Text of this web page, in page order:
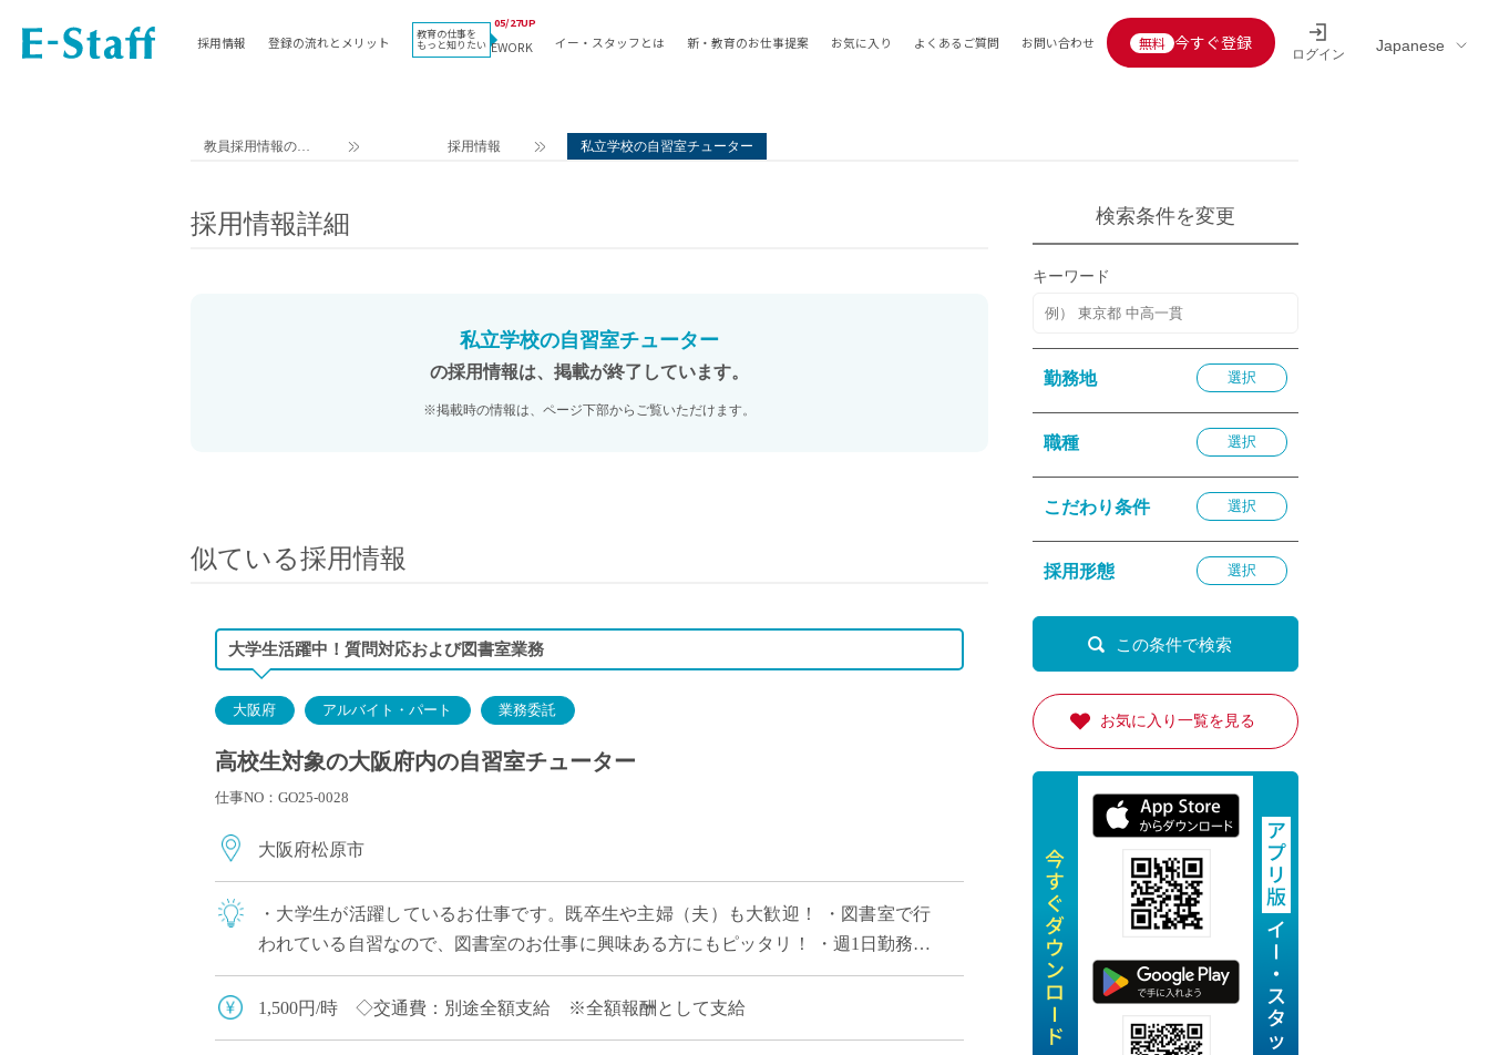
採用情報
家庭科教員
保健体育教員
ICT支援員
実習助手
司書
部活動指導員
塾・予備校講師
常勤講師
正社員
契約社員
月額固定給25万円以上
月額固定給20万円以上
駅徒歩10分以内
駅徒歩5分以内
英語力を活かす
初めての転職応援
週5日
即日★急募採用
学校名公開求人
登録の流れとメリット
教育の仕事を
もっと知りたい
05/27UP
EWORK
イー・スタッフとは 新・教育のお仕事提案 お気に入り よくあるご質問 お問い合わせ 今すぐ登録
ログイン
教員採用情報のイ
採用情報 私立学校の自習室チューター
採用情報詳細
私立学校の自習室チューター
の採用情報は、掲載が終了しています。
※掲載時の情報は、ページ下部からご覧いただけます。
似ている採用情報
大学生活躍中！質問対応および図書室業務
大阪府 アルバイト・パート 業務委託
高校生対象の大阪府内の自習室チューター
仕事NO：GO25-0028
大阪府松原市
・大学生が活躍しているお仕事です。既卒生や主婦（夫）も大歓迎！ ・図書室で行
われている自習なので、図書室のお仕事に興味ある方にもピッタリ！ ・週1日勤務も
OK！副業、兼務なども可能です。
1,500円/時 ◇交通費：別途全額支給 ※全額報酬として支給
検索条件を変更
キーワード
勤務地 選択
職種 選択
こだわり条件 選択
採用形態 選択
お気に入り一覧を見る